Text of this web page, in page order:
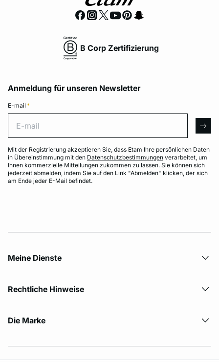
B Corp Zertifizierung
Anmeldung für unseren Newsletter
E-mail *
Mit der Registrierung akzeptieren Sie, dass Etam Ihre persönlichen Daten
in Übereinstimmung mit den Datenschutzbestimmungen verarbeitet, um
Ihnen kommerzielle Mitteilungen zukommen zu lassen. Sie können sich
jederzeit abmelden, indem Sie auf den Link "Abmelden" klicken, der sich
am Ende jeder E-Mail befindet.
Meine Dienste
Rechtliche Hinweise
Die Marke